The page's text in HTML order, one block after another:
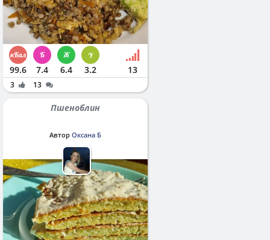
99.6 7.4 6.4 3.2 13
3 13
Пшеноблин
Автор Оксана Б